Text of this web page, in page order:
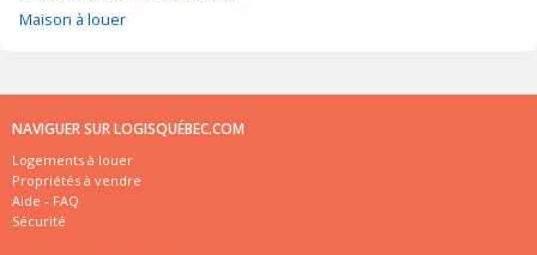
Maison à louer
NAVIGUER SUR LOGISQUÉBEC.COM
Logements à louer
Propriétés à vendre
Aide - FAQ
Sécurité